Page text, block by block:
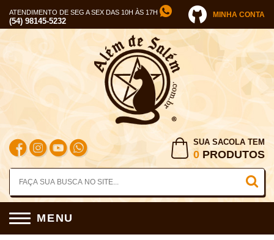
ATENDIMENTO DE SEG A SEX DAS 10H ÀS 17H
(54) 98145-5232
MINHA CONTA
SUA SACOLA TEM
0 PRODUTOS
MENU